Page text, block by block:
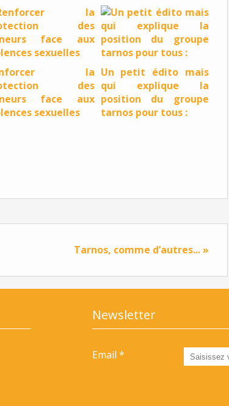
la
des
face aux
sexuelles
Un petit édito mais
qui explique la
position du groupe
tarnos pour tous :
Tarnos, comme d’autres... »
Newsletter
Email